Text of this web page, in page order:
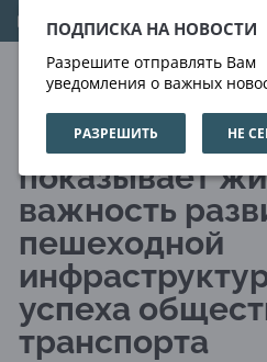
ПОДПИСКА НА НОВОСТИ
Разрешите отправлять Вам
уведомления о важных
РАЗРЕШИТЬ НЕ
07.08.2026 02:09:28
Новое
показывает
важность
пешеходной
успеха
транспорта